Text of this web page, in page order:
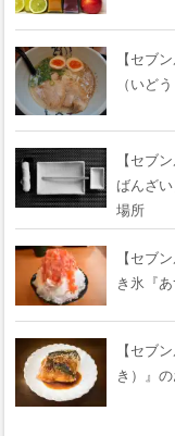
【セブ
（いど
【セブ
ばんざ
場所
【セブ
き氷『
【セブ
き）』